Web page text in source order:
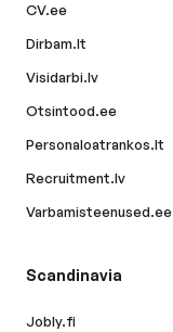
CV.ee
Dirbam.lt
Visidarbi.lv
Otsintood.ee
Personaloatrankos.lt
Recruitment.lv
Varbamisteenused.ee
Scandinavia
Jobly.fi